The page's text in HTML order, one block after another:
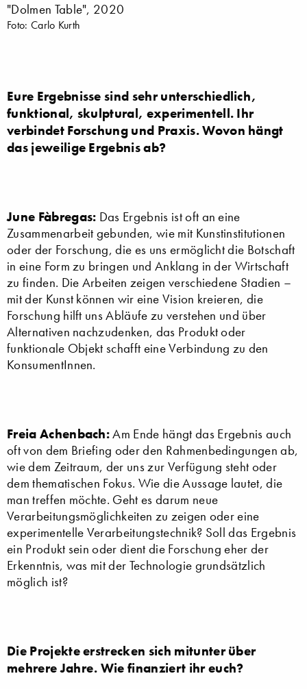
"Dolmen Table", 2020
Foto: Carlo Kurth
Eure Ergebnisse sind sehr unterschiedlich,
funktional, skulptural, experimentell. Ihr
verbindet Forschung und Praxis. Wovon hängt
das jeweilige Ergebnis ab?
June Fàbregas: Das Ergebnis ist oft an eine
Zusammenarbeit gebunden, wie mit Kunstinstitutionen
oder der Forschung, die es uns ermöglicht die Botschaft
in eine Form zu bringen und Anklang in der Wirtschaft
zu finden. Die Arbeiten zeigen verschiedene Stadien –
mit der Kunst können wir eine Vision kreieren, die
Forschung hilft uns Abläufe zu verstehen und über
Alternativen nachzudenken, das Produkt oder
funktionale Objekt schafft eine Verbindung zu den
KonsumentInnen.
Freia Achenbach:Am Ende hängt das Ergebnis auch
oft von dem Briefing oder den Rahmenbedingungen ab,
wie dem Zeitraum, der uns zur Verfügung steht oder
dem thematischen Fokus. Wie die Aussage lautet, die
man treffen möchte. Geht es darum neue
Verarbeitungsmöglichkeiten zu zeigen oder eine
experimentelle Verarbeitungstechnik? Soll das Ergebnis
ein Produkt sein oder dient die Forschung eher der
Erkenntnis, was mit der Technologie grundsätzlich
möglich ist?
Die Projekte erstrecken sich mitunter über
mehrere Jahre. Wie finanziert ihr euch?